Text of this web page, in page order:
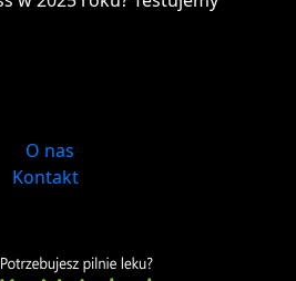
O nas
Kontakt